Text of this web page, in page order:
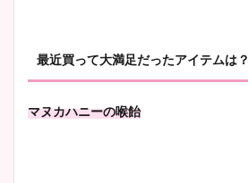
最近買って大満足だったアイテムは？
マヌカハニーの喉飴